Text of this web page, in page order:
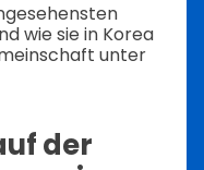
wie sie in Korea
unter
der